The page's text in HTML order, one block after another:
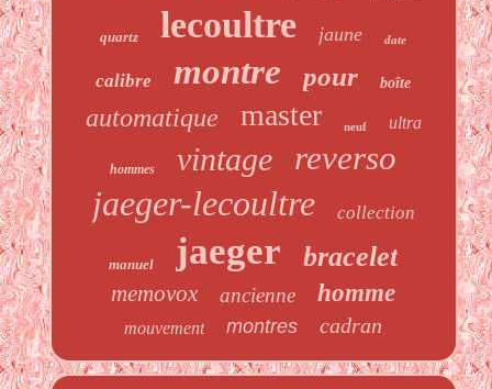
quartz lecoultre jaune date
calibre montre pour boîte
automatique master neuf ultra
hommes vintage reverso
jaeger-lecoultre collection
manuel jaeger bracelet
memovox ancienne homme
mouvement montres cadran